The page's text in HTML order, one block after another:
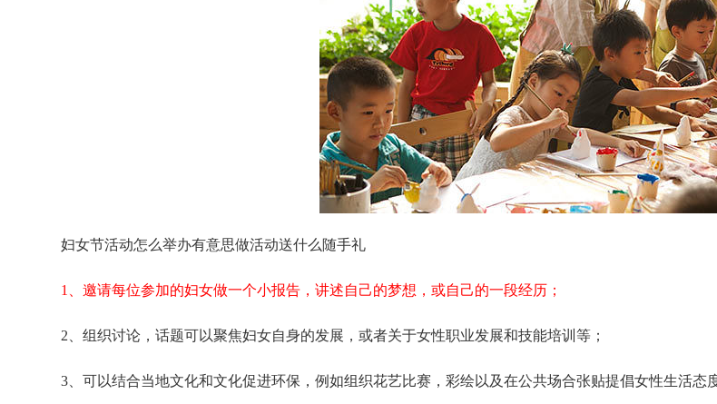
妇女节活动怎么举办有意思做活动送什么随手礼
1、邀请每位参加的妇女做一个小报告，讲述自己的梦想，或自己的一段经历；
2、组织讨论，话题可以聚焦妇女自身的发展，或者关于女性职业发展和技能培训等；
3、可以结合当地文化和文化促进环保，例如组织花艺比赛，彩绘以及在公共场合张贴提倡女性生活态